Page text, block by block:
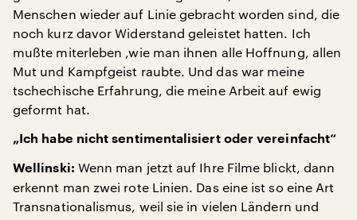
Menschen wieder auf Linie gebracht worden sind, die
noch kurz davor Widerstand geleistet hatten. Ich
mußte miterleben ,wie man ihnen alle Hoffnung, allen
Mut und Kampfgeist raubte. Und das war meine
tschechische Erfahrung, die meine Arbeit auf ewig
geformt hat.
„Ich habe nicht sentimentalisiert oder vereinfacht“
Wellinski: Wenn man jetzt auf Ihre Filme blickt, dann
erkennt man zwei rote Linien. Das eine ist so eine Art
Transnationalismus, weil sie in vielen Ländern und